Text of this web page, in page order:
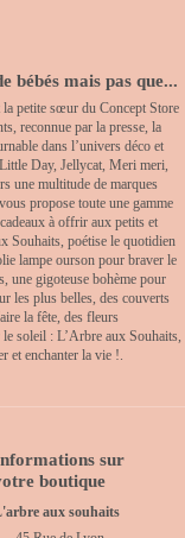
bébés mais pas que...
la petite sœur du Concept Store
reconnue par la presse, la
dans l’univers déco et
Day, Jellycat, Meri meri,
une multitude de marques
propose toute une gamme
à offrir aux petits et
Souhaits, poétise le quotidien
lampe ourson pour braver le
une gigoteuse bohème pour
les plus belles, des couverts
la fête, des fleurs
soleil : L’Arbre aux Souhaits,
et enchanter la vie !.
sur
boutique
aux souhaits